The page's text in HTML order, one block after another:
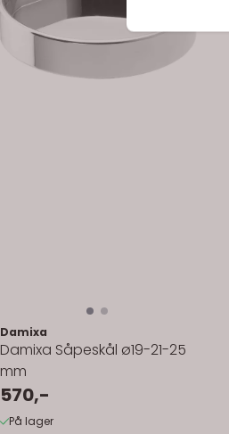
Damixa
Damixa Såpeskål ø19-21-25
mm
570,-
På lager